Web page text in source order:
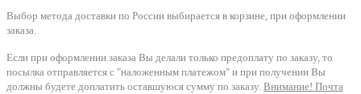
Выбор метода доставки по России выбирается в корзине, при оформлении
заказа.
Если при оформлении заказа Вы делали только предоплату по заказу, то
посылка отправляется с "наложенным платежом" и при получении Вы
должны будете доплатить оставшуюся сумму по заказу. Внимание! Почта